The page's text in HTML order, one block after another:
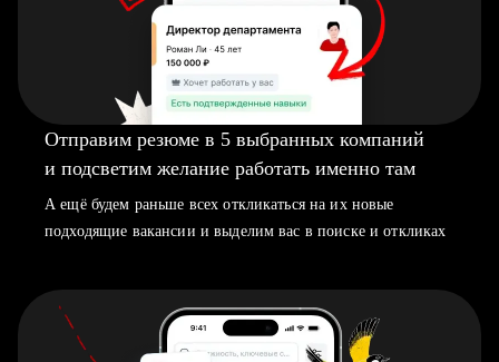
Отправим резюме в 5 выбранных компаний
и подсветим желание работать именно там
А ещё будем раньше всех откликаться на их новые
подходящие вакансии и выделим вас в поиске и откликах